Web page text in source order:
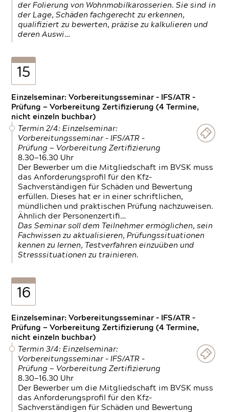
der Folierung von Wohnmobilkarosserien. Sie sind in
der Lage, Schäden fachgerecht zu erkennen,
qualifiziert zu bewerten, präzise zu kalkulieren und
deren Auswi…
15
Einzelseminar: Vorbereitungsseminar - IFS/ATR -
Prüfung — Vorbereitung Zertifizierung (4 Termine,
nicht einzeln buchbar)
Termin 2/4: Einzelseminar:
Vorbereitungsseminar - IFS/ATR -
Prüfung — Vorbereitung Zertifizierung
8.30—16.30 Uhr
Der Bewerber um die Mitgliedschaft im BVSK muss
das Anforderungsprofil für den Kfz-
Sachverständigen für Schäden und Bewertung
erfüllen. Dieses hat er in einer schriftlichen,
mündlichen und praktischen Prüfung nachzuweisen.
Ähnlich der Personenzertifi…
Das Seminar soll dem Teilnehmer ermöglichen, sein
Fachwissen zu aktualisieren, Prüfungssituationen
kennen zu lernen, Testverfahren einzuüben und
Stresssituationen zu trainieren.
16
Einzelseminar: Vorbereitungsseminar - IFS/ATR -
Prüfung — Vorbereitung Zertifizierung (4 Termine,
nicht einzeln buchbar)
Termin 3/4: Einzelseminar:
Vorbereitungsseminar - IFS/ATR -
Prüfung — Vorbereitung Zertifizierung
8.30—16.30 Uhr
Der Bewerber um die Mitgliedschaft im BVSK muss
das Anforderungsprofil für den Kfz-
Sachverständigen für Schäden und Bewertung